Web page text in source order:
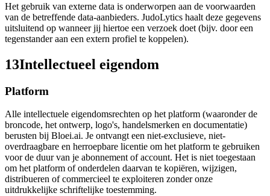
Het gebruik van externe data is onderworpen aan de voorwaarden
van de betreffende data-aanbieders. JudoLytics haalt deze gegevens
uitsluitend op wanneer jij hiertoe een verzoek doet (bijv. door een
tegenstander aan een extern profiel te koppelen).
13Intellectueel eigendom
Platform
Alle intellectuele eigendomsrechten op het platform (waaronder de
broncode, het ontwerp, logo's, handelsmerken en documentatie)
berusten bij Bloei.ai. Je ontvangt een niet-exclusieve, niet-
overdraagbare en herroepbare licentie om het platform te gebruiken
voor de duur van je abonnement of account. Het is niet toegestaan
om het platform of onderdelen daarvan te kopiëren, wijzigen,
distribueren of commercieel te exploiteren zonder onze
uitdrukkelijke schriftelijke toestemming.